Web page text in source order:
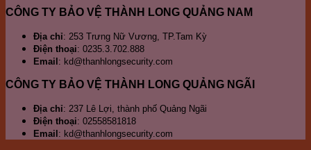
CÔNG TY BẢO VỆ THÀNH LONG QUẢNG NAM
Địa chỉ: 253 Trưng Nữ Vương, TP.Tam Kỳ
Điện thoại: 0235.3.702.888
Email : kd@thanhlongsecurity.com
CÔNG TY BẢO VỆ THÀNH LONG QUẢNG NGÃI
Địa chỉ: 237 Lê Lợi, thành phố Quảng Ngãi
Điện thoại: 02558581818
Email : kd@thanhlongsecurity.com